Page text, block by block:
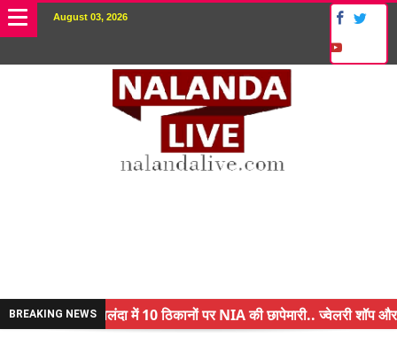
August 03, 2026
BREAKING NEWSनालंदा में 10 ठिकानों पर NIA की छापेमारी.. ज्वेलरी शॉप और गन